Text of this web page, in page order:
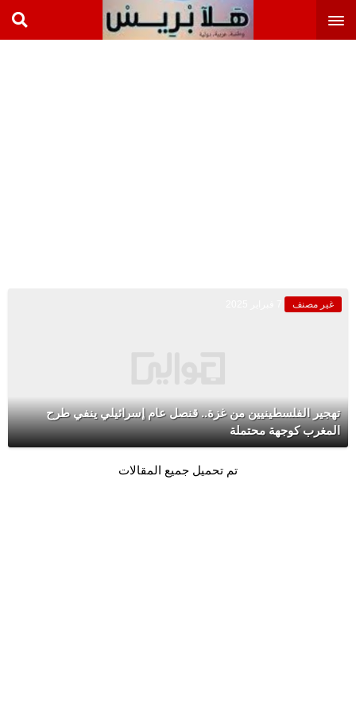
غير مصنف
تهجير الفلسطينيين من غزة.. قنصل عام إسرائيلي ينفي طرح
المغرب كوجهة محتملة
تم تحميل جميع المقالات